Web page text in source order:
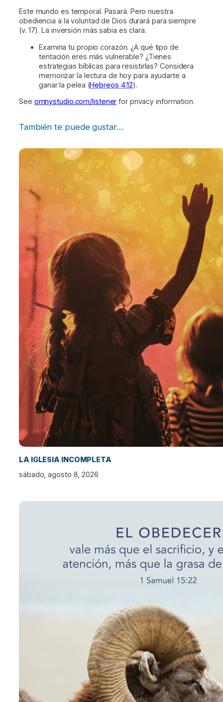
Este mundo es temporal. Pasará. Pero nuestra
obediencia a la voluntad de Dios durará para siempre
(v. 17). La inversión más sabia es clara.
Examina tu propio corazón. ¿A qué tipo de
tentación eres más vulnerable? ¿Tienes
estrategias bíblicas para resistirlas? Considera
memorizar la lectura de hoy para ayudarte a
ganar la pelea (Hebreos 4:12).
See omnystudio.com/listener for privacy information.
También te puede gustar…
LA IGLESIA INCOMPLETA
sábado, agosto 8, 2026